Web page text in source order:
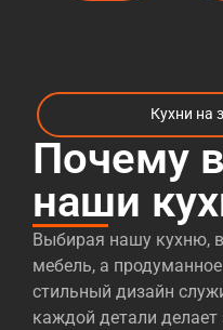
Кухни на
Почему
наши
Выбирая нашу кухню,
мебель, а
стильный дизайн
каждой детали делает